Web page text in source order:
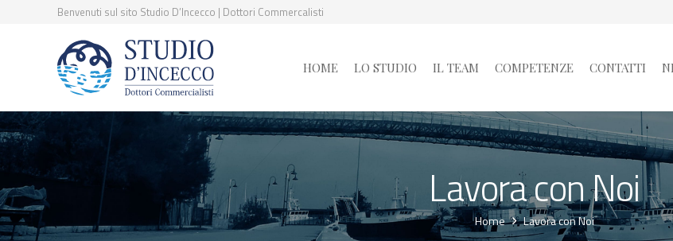
Benvenuti sul sito Studio D’Incecco | Dottori Commercalisti
HOME LO STUDIO IL TEAM COMPETENZE CONTATTI
Lavora con Noi
Home Lavora con Noi